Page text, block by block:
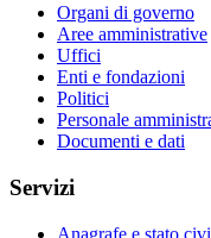
Organi di governo
Aree amministrative
Uffici
Enti e fondazioni
Politici
Personale
Documenti e dati
Servizi
Anagrafe e stato